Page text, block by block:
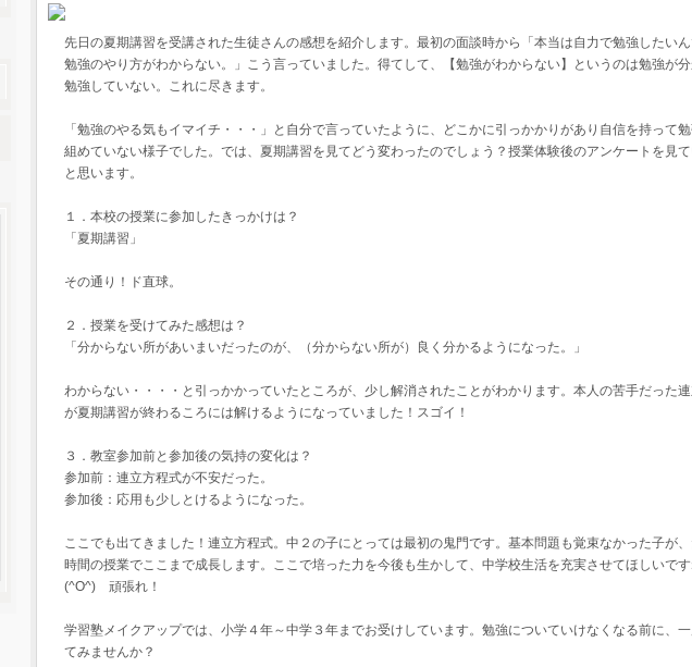
先日の夏期講習を受講された生徒さんの感想を紹介します。最初の面談時から「本当は自力で勉強したいん
勉強のやり方がわからない。」こう言っていました。得てして、【勉強がわからない】というのは勉強が
勉強していない。これに尽きます。
「勉強のやる気もイマイチ・・・」と自分で言っていたように、どこかに引っかかりがあり自信を持って勉
組めていない様子でした。では、夏期講習を見てどう変わったのでしょう？授業体験後のアンケートを見
と思います。
１．本校の授業に参加したきっかけは？
「夏期講習」
その通り！ド直球。
２．授業を受けてみた感想は？
「分からない所があいまいだったのが、（分からない所が）良く分かるようになった。」
わからない・・・・と引っかかっていたところが、少し解消されたことがわかります。本人の苦手だった
が夏期講習が終わるころには解けるようになっていました！スゴイ！
３．教室参加前と参加後の気持の変化は？
参加前：連立方程式が不安だった。
参加後：応用も少しとけるようになった。
ここでも出てきました！連立方程式。中２の子にとっては最初の鬼門です。基本問題も覚束なかった子が、
時間の授業でここまで成長します。ここで培った力を今後も生かして、中学校生活を充実させてほしいで
(^O^) 頑張れ！
学習塾メイクアップでは、小学４年～中学３年までお受けしています。勉強についていけなくなる前に、
てみませんか？